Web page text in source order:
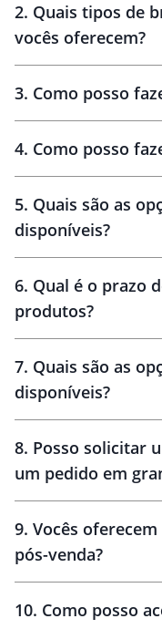
Brindes
2. Quais tipos de
vocês oferecem?
3. Como posso
4. Como posso
amostra virtual
5. Quais são as
disponíveis?
6. Qual é o prazo
produtos?
10 dias
7. Quais são as
disponíveis?
8. Posso solicitar
um pedido em
9. Vocês
pós-venda?
10. Como posso